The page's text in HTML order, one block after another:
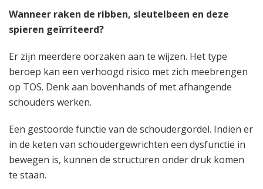
Wanneer raken de ribben, sleutelbeen en deze
spieren geïrriteerd?
Er zijn meerdere oorzaken aan te wijzen. Het type
beroep kan een verhoogd risico met zich meebrengen
op TOS. Denk aan bovenhands of met afhangende
schouders werken.
Een gestoorde functie van de schoudergordel. Indien er
in de keten van schoudergewrichten een dysfunctie in
bewegen is, kunnen de structuren onder druk komen
te staan.